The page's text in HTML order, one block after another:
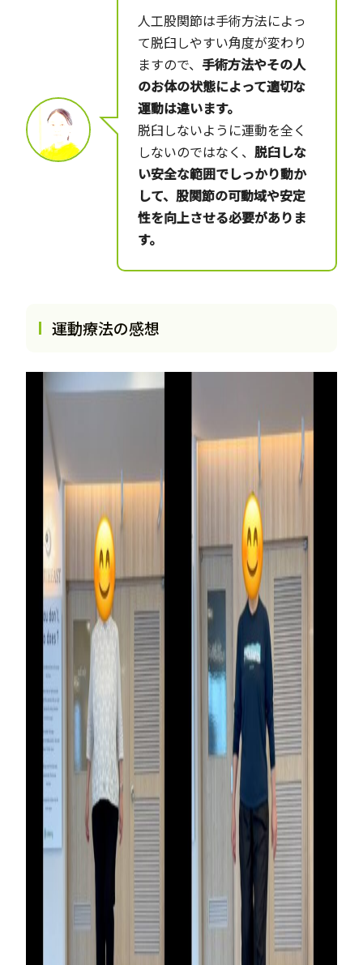
人工股関節は手術方法によっ
て脱臼しやすい角度が変わり
ますので、 手術方法やその人
のお体の状態によって適切な
運動は違います。
脱臼しないように運動を全く
しないのではなく、 脱臼しな
い安全な範囲でしっかり動か
して、股関節の可動域や安定
性を向上させる必要がありま
す。
運動療法の感想